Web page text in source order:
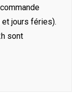
jours féries).
sont